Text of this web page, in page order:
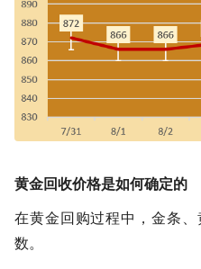
黄金回收价格是如何确定的
在黄金回购过程中，金条
数。